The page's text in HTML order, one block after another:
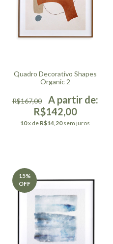
Quadro Decorativo Shapes
Organic 2
R$167,00
R$142,00
10x de R$14,20 sem juros
15%
OFF